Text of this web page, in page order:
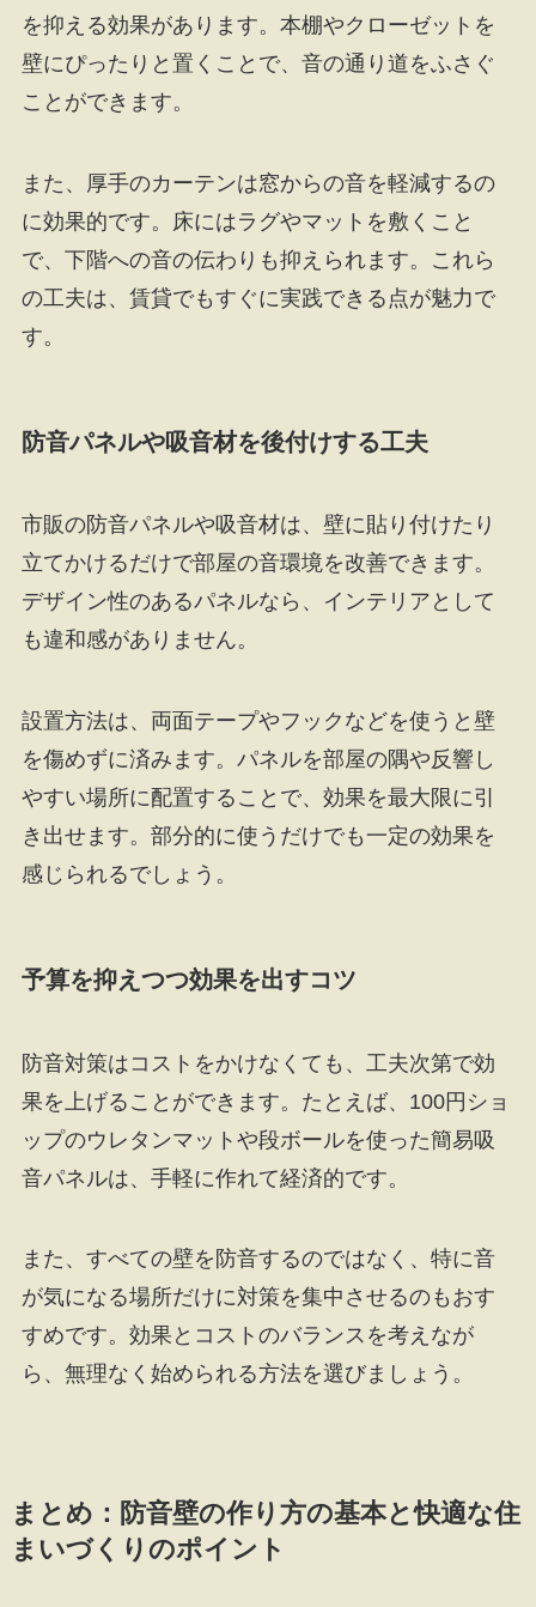
を抑える効果があります。本棚やクローゼットを
壁にぴったりと置くことで、音の通り道をふさぐ
ことができます。
また、厚手のカーテンは窓からの音を軽減するの
に効果的です。床にはラグやマットを敷くこと
で、下階への音の伝わりも抑えられます。これら
の工夫は、賃貸でもすぐに実践できる点が魅力で
す。
防音パネルや吸音材を後付けする工夫
市販の防音パネルや吸音材は、壁に貼り付けたり
立てかけるだけで部屋の音環境を改善できます。
デザイン性のあるパネルなら、インテリアとして
も違和感がありません。
設置方法は、両面テープやフックなどを使うと壁
を傷めずに済みます。パネルを部屋の隅や反響し
やすい場所に配置することで、効果を最大限に引
き出せます。部分的に使うだけでも一定の効果を
感じられるでしょう。
予算を抑えつつ効果を出すコツ
防音対策はコストをかけなくても、工夫次第で効
果を上げることができます。たとえば、100円ショ
ップのウレタンマットや段ボールを使った簡易吸
音パネルは、手軽に作れて経済的です。
また、すべての壁を防音するのではなく、特に音
が気になる場所だけに対策を集中させるのもおす
すめです。効果とコストのバランスを考えなが
ら、無理なく始められる方法を選びましょう。
まとめ：防音壁の作り方の基本と快適な住
まいづくりのポイント